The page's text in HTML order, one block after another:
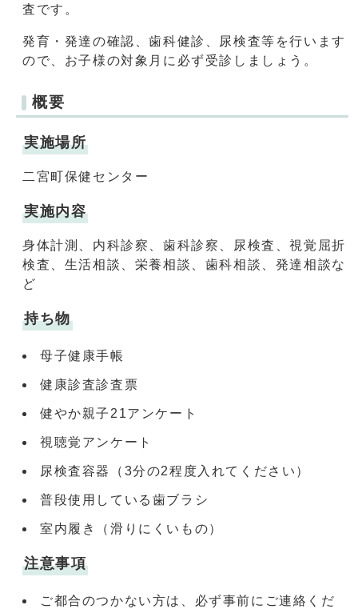
査です。
発育・発達の確認、歯科健診、尿検査等を行います
ので、お子様の対象月に必ず受診しましょう。
概要
実施場所
二宮町保健センター
実施内容
身体計測、内科診察、歯科診察、尿検査、視覚屈折
検査、生活相談、栄養相談、歯科相談、発達相談な
ど
持ち物
母子健康手帳
健康診査診査票
健やか親子21アンケート
視聴覚アンケート
尿検査容器（3分の2程度入れてください）
普段使用している歯ブラシ
室内履き（滑りにくいもの）
注意事項
ご都合のつかない方は、必ず事前にご連絡くだ